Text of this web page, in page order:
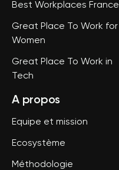
Best Workplaces France
Great Place To Work for
Women
Great Place To Work in
Tech
A propos
Equipe et mission
Ecosystème
Méthodologie